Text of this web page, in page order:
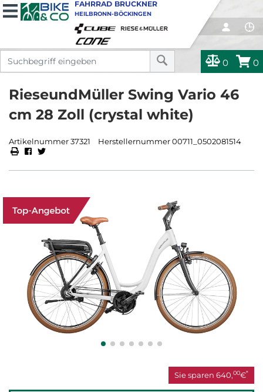
0 0
FAHRRAD BRUCKNER
HEILBRONN-BÖCKINGEN
RieseundMüller Swing Vario 46
cm 28 Zoll (crystal white)
Artikelnummer 37321 Herstellernummer 00711_0502081514
Sie sparen 640,00€*